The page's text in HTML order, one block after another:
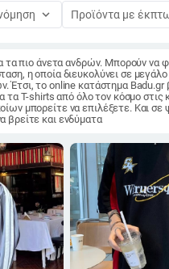
keyboard_arrow_down Προϊόντα με
τα πιο άνετα ανδρών. Μπορούν να
η οποία διευκολύνει σε
Έτσι, το online κατάστημα Badu.gr
τα T-shirts από όλο τον κόσμο στις
μπορείτε να επιλέξετε. Και σε
βρείτε και ενδύματα